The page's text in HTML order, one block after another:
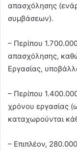
απασχόλησης
συμβάσεων).
– Περίπου
απασχόλησης,
Εργασίας,
– Περίπου
χρόνου εργασίας
καταχωρούνται
– Επιπλέον,